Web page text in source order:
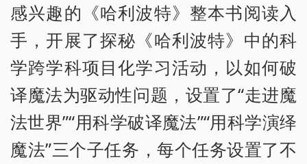
感兴趣的《哈利波特》整本书阅读入
手，开展了探秘《哈利波特》中的科
学跨学科项目化学习活动，以如何破
译魔法为驱动性问题，设置了“走进魔
法世界”“用科学破译魔法”“用科学演绎
魔法”三个子任务，每个任务设置了不